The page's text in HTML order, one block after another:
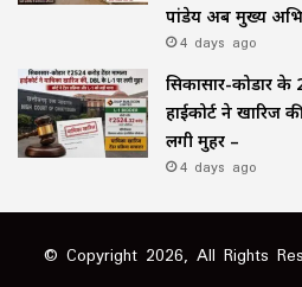
पांडेय अब मुख्य
4 days ago
सिकासार-कोडार के
हाईकोर्ट ने खारिज
लगी मुहर –
4 days ago
© Copyright 2026, All Rights